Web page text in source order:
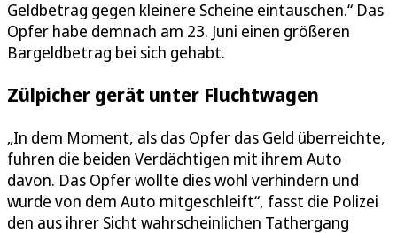
Geldbetrag gegen kleinere Scheine eintauschen.“ Das
Opfer habe demnach am 23. Juni einen größeren
Bargeldbetrag bei sich gehabt.
Zülpicher gerät unter Fluchtwagen
„In dem Moment, als das Opfer das Geld überreichte,
fuhren die beiden Verdächtigen mit ihrem Auto
davon. Das Opfer wollte dies wohl verhindern und
wurde von dem Auto mitgeschleift“, fasst die Polizei
den aus ihrer Sicht wahrscheinlichen Tathergang